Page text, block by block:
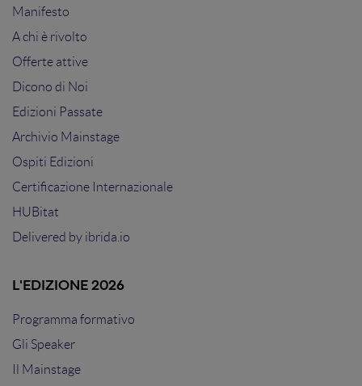
Manifesto
A chi è rivolto
Offerte attive
Dicono di Noi
Edizioni Passate
Archivio Mainstage
Ospiti Edizioni
Certificazione Internazionale
HUBitat
Delivered by ibrida.io
L'EDIZIONE 2026
Programma formativo
Gli Speaker
Il Mainstage